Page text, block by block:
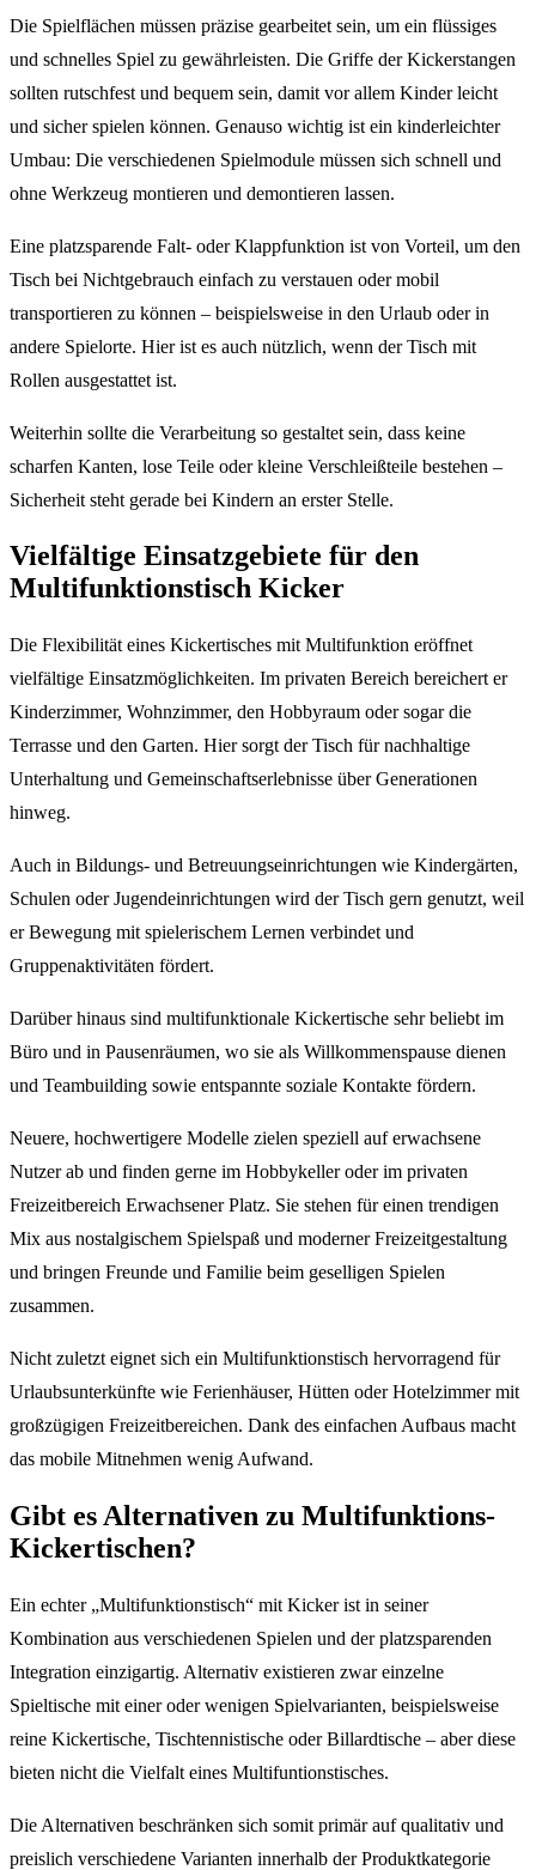
Die Spielflächen müssen präzise gearbeitet sein, um ein flüssiges
und schnelles Spiel zu gewährleisten. Die Griffe der Kickerstangen
sollten rutschfest und bequem sein, damit vor allem Kinder leicht
und sicher spielen können. Genauso wichtig ist ein kinderleichter
Umbau: Die verschiedenen Spielmodule müssen sich schnell und
ohne Werkzeug montieren und demontieren lassen.
Eine platzsparende Falt- oder Klappfunktion ist von Vorteil, um den
Tisch bei Nichtgebrauch einfach zu verstauen oder mobil
transportieren zu können – beispielsweise in den Urlaub oder in
andere Spielorte. Hier ist es auch nützlich, wenn der Tisch mit
Rollen ausgestattet ist.
Weiterhin sollte die Verarbeitung so gestaltet sein, dass keine
scharfen Kanten, lose Teile oder kleine Verschleißteile bestehen –
Sicherheit steht gerade bei Kindern an erster Stelle.
Vielfältige Einsatzgebiete für den
Multifunktionstisch Kicker
Die Flexibilität eines Kickertisches mit Multifunktion eröffnet
vielfältige Einsatzmöglichkeiten. Im privaten Bereich bereichert er
Kinderzimmer, Wohnzimmer, den Hobbyraum oder sogar die
Terrasse und den Garten. Hier sorgt der Tisch für nachhaltige
Unterhaltung und Gemeinschaftserlebnisse über Generationen
hinweg.
Auch in Bildungs- und Betreuungseinrichtungen wie Kindergärten,
Schulen oder Jugendeinrichtungen wird der Tisch gern genutzt, weil
er Bewegung mit spielerischem Lernen verbindet und
Gruppenaktivitäten fördert.
Darüber hinaus sind multifunktionale Kickertische sehr beliebt im
Büro und in Pausenräumen, wo sie als Willkommenspause dienen
und Teambuilding sowie entspannte soziale Kontakte fördern.
Neuere, hochwertigere Modelle zielen speziell auf erwachsene
Nutzer ab und finden gerne im Hobbykeller oder im privaten
Freizeitbereich Erwachsener Platz. Sie stehen für einen trendigen
Mix aus nostalgischem Spielspaß und moderner Freizeitgestaltung
und bringen Freunde und Familie beim geselligen Spielen
zusammen.
Nicht zuletzt eignet sich ein Multifunktionstisch hervorragend für
Urlaubsunterkünfte wie Ferienhäuser, Hütten oder Hotelzimmer mit
großzügigen Freizeitbereichen. Dank des einfachen Aufbaus macht
das mobile Mitnehmen wenig Aufwand.
Gibt es Alternativen zu Multifunktions-
Kickertischen?
Ein echter „Multifunktionstisch“ mit Kicker ist in seiner
Kombination aus verschiedenen Spielen und der platzsparenden
Integration einzigartig. Alternativ existieren zwar einzelne
Spieltische mit einer oder wenigen Spielvarianten, beispielsweise
reine Kickertische, Tischtennistische oder Billardtische – aber diese
bieten nicht die Vielfalt eines Multifuntionstisches.
Die Alternativen beschränken sich somit primär auf qualitativ und
preislich verschiedene Varianten innerhalb der Produktkategorie